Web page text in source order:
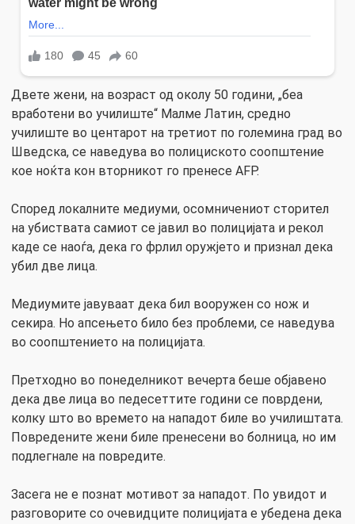
Двете жени, на возраст од околу 50 години, „беа
вработени во училиште“ Малме Латин, средно
училиште во центарот на третиот по големина град во
Шведска, се наведува во полициското соопштение
кое ноќта кон вторникот го пренесе AFP.
Според локалните медиуми, осомничениот сторител
на убиствата самиот се јавил во полицијата и рекол
каде се наоѓа, дека го фрлил оружјето и признал дека
убил две лица.
Медиумите јавуваат дека бил вооружен со нож и
секира. Но апсењето било без проблеми, се наведува
во соопштението на полицијата.
Претходно во понеделникот вечерта беше објавено
дека две лица во педесеттите години се поврдени,
колку што во времето на нападот биле во училиштата.
Повредените жени биле пренесени во болница, но им
подлегнале на повредите.
Засега не е познат мотивот за нападот. По увидот и
разговорите со очевидците полицијата е убедена дека